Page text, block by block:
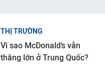
THỊ TRƯỜNG
Vì sao McDonald’s vẫn
thắng lớn ở Trung Quốc?